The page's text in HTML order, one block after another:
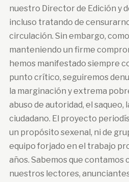
nuestro Director de Edición y
incluso tratando de
circulación. Sin embargo,
manteniendo un firme
hemos manifestado siempre
punto crítico, seguiremos
la marginación y extrema
abuso de autoridad, el
ciudadano. El proyecto
un propósito sexenal, ni de
equipo forjado en el trabajo
años. Sabemos que contamos
nuestros lectores,